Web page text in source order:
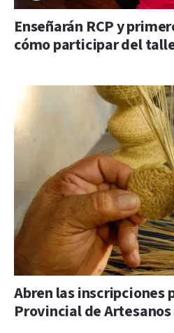
Enseñarán RCP y
cómo participar del
Abren las inscripciones
Provincial de Artesanos